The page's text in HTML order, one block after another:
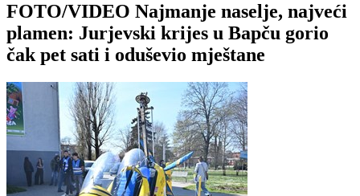
FOTO/VIDEO Najmanje naselje, najveći
plamen: Jurjevski krijes u Bapču gorio
čak pet sati i oduševio mještane